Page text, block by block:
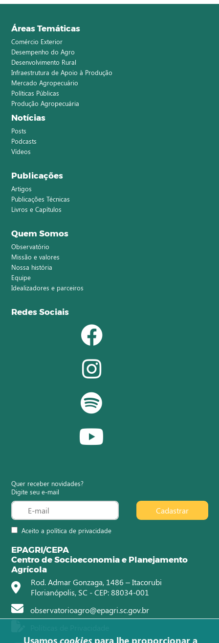
Áreas Temáticas
Comércio Exterior
Desempenho do Agro
Desenvolvimento Rural
Infraestrutura de Apoio à Produção
Mercado Agropecuário
Políticas Públicas
Produção Agropecuária
Notícias
Posts
Podcasts
Vídeos
Publicações
Artigos
Publicações Técnicas
Livros e Capítulos
Quem Somos
Observatório
Missão e valores
Nossa história
Equipe
Idealizadores e parceiros
Redes Sociais
Quer receber novidades?
Digite seu e-mail
Aceito a política de privacidade
Cadastrar
EPAGRI/CEPA
Centro de Socioeconomia e Planejamento
Agrícola
Rod. Admar Gonzaga, 1486 – Itacorubi
Florianópolis, SC - CEP: 88034-001
observatorioagro@epagri.sc.gov.br
Usamos cookies para lhe proporcionar a